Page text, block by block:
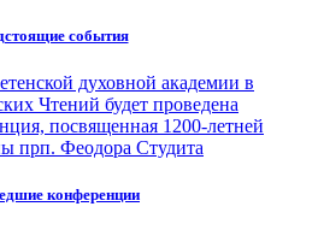
события
духовной академии в
Чтений будет проведена
посвященная 1200-летней
прп. Феодора Студита
конференции